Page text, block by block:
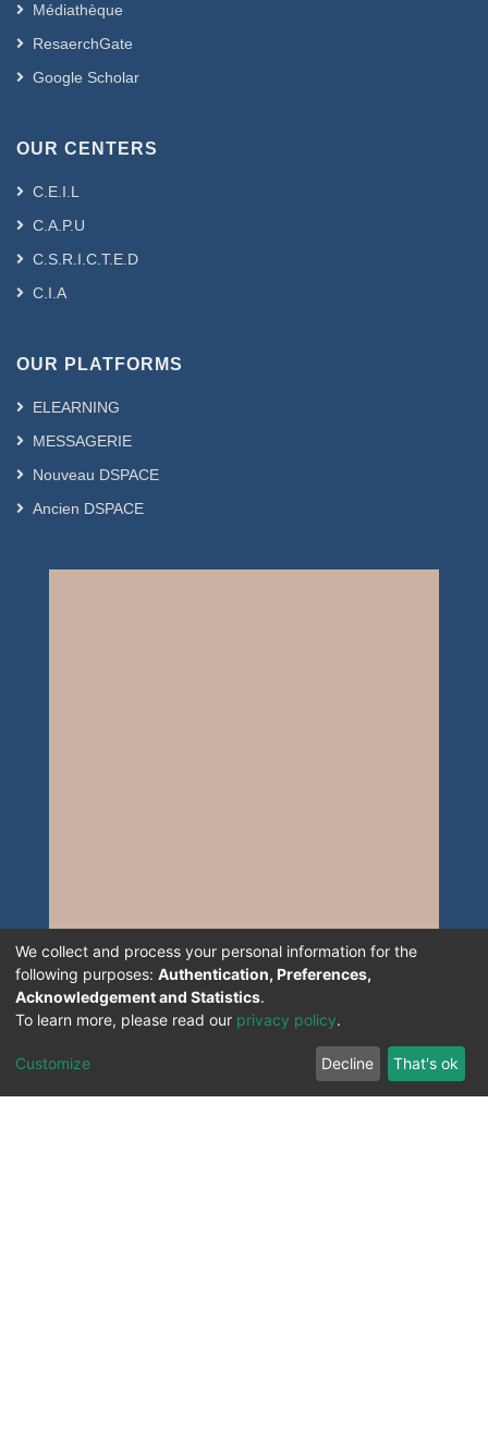
Médiathèque
ResaerchGate
Google Scholar
OUR CENTERS
C.E.I.L
C.A.P.U
C.S.R.I.C.T.E.D
C.I.A
OUR PLATFORMS
ELEARNING
MESSAGERIE
Nouveau DSPACE
Ancien DSPACE
We collect and process your personal information for the
following purposes: Authentication, Preferences,
Acknowledgement and Statistics.
To learn more, please read our privacy policy.
Customize Decline That's ok